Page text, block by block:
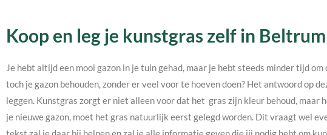
Koop en leg je kunstgras zelf in Beltrum
Je hebt altijd een mooi gazon in je tuin gehad, maar je hebt steeds minder tijd
toch je gazon behouden, zonder er veel voor te hoeven doen? Het antwoord op
leggen. Kunstgras zorgt er niet alleen voor dat het gras zijn kleur behoud,
je nieuwe gazon, moet het gras natuurlijk eerst gelegd worden. Dit vraagt wel